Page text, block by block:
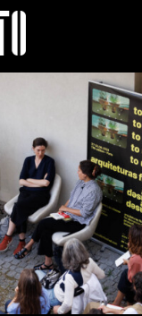
Apoiar/Support